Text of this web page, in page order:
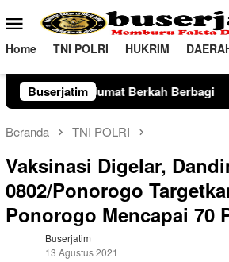
ke
konten
Menu
Mobile
Home TNI POLRI HUKRIM
Buserjatim
Berkah Berbagi Polresta
Beranda TNI POLRI
Vaksinasi Digelar,
0802/Ponorogo
Ponorogo Mencapai 70
Buserjatim
13 Agustus 2021